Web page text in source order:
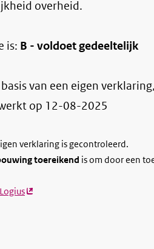
overheid.
is: B - voldoet gedeeltelijk
van een eigen verklaring,
op 12-08-2025
verklaring is gecontroleerd.
toereikend is om door een
(externe